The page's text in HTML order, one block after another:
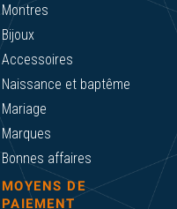
Montres
Bijoux
Accessoires
Naissance et baptême
Mariage
Marques
Bonnes affaires
MOYENS DE
PAIEMENT